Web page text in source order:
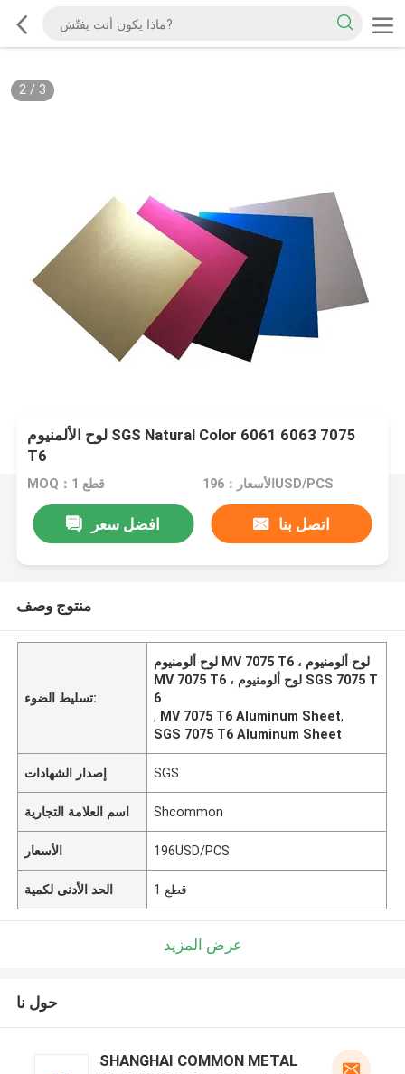
2/ 3
لوح الألمنيوم SGS Natural Color 6061 6063 7075
T6
MOQ：1 قطع الأسعار：196USD/PCS
افضل سعر اتصل بنا
منتوج وصف
تسليط الضوء:
لوح ألومنيوم MV 7075 T6 ، لوح ألومنيوم
MV 7075 T6 ، لوح ألومنيوم SGS 7075 T
6
, MV 7075 T6 Aluminum Sheet,
SGS 7075 T6 Aluminum Sheet
إصدار الشهادات SGS
اسم العلامة التجارية Shcommon
الأسعار 196USD/PCS
الحد الأدنى لكمية 1 قطع
عرض المزيد
حول نا
SHANGHAI COMMON METAL